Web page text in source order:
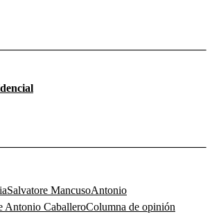
Salvatore MancusoAntonio
Antonio CaballeroColumna de opinión